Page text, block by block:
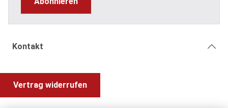
Kontakt
Vertrag widerrufen